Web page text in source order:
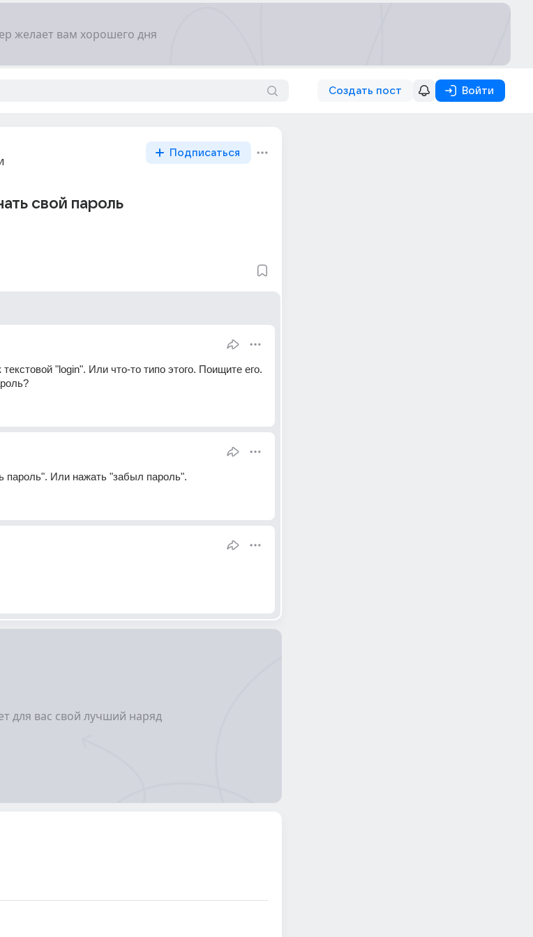
Создать пост Войти
Подписаться
свой пароль
"login". Или что-то типо этого. Поищите его.
пароль". Или нажать "забыл пароль".